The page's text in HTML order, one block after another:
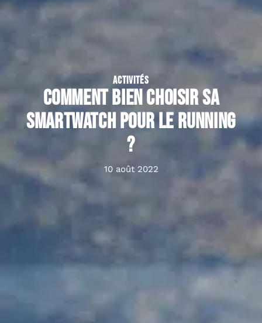
ACTIVITÉS
Comment bien choisir sa
smartwatch pour le running
?
10 août 2022